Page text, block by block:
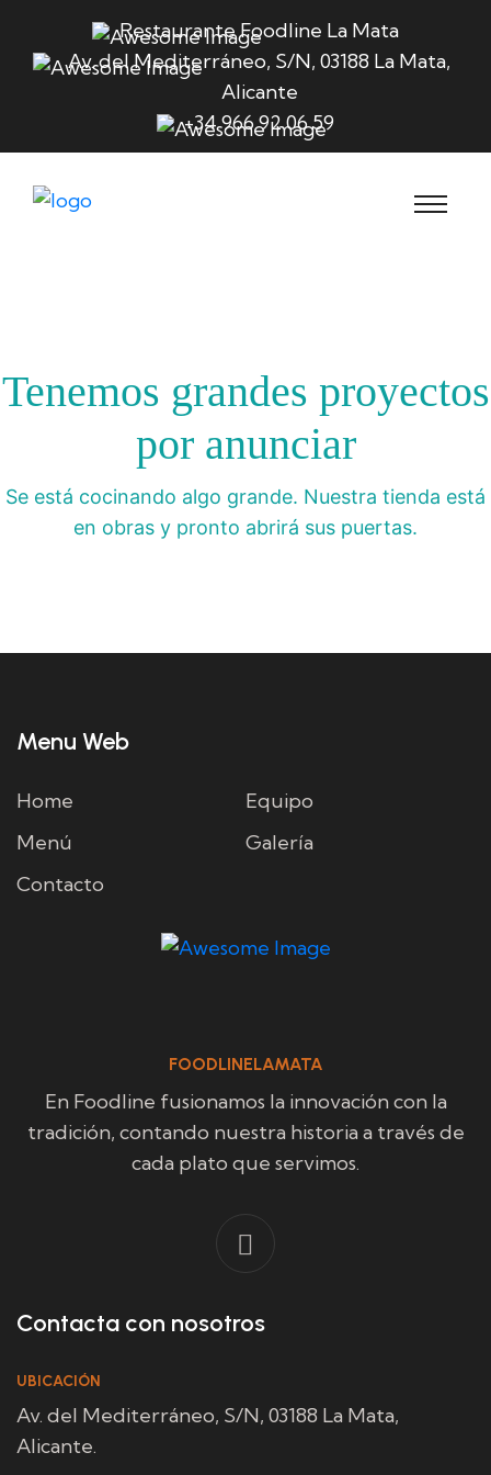
Restaurante Foodline La Mata
Av. del Mediterráneo, S/N, 03188 La Mata,
Alicante
+34 966 92 06 59
Tenemos grandes proyectos
por anunciar
Se está cocinando algo grande. Nuestra tienda está
en obras y pronto abrirá sus puertas.
Menu Web
Home
Equipo
Menú
Galería
Contacto
FOODLINELAMATA
En Foodline fusionamos la innovación con la
tradición, contando nuestra historia a través de
cada plato que servimos.
Contacta con nosotros
UBICACIÓN
Av. del Mediterráneo, S/N, 03188 La Mata,
Alicante.